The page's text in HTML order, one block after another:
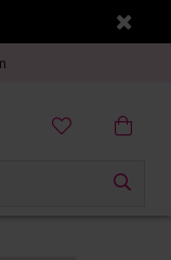
€75,-
€75,-